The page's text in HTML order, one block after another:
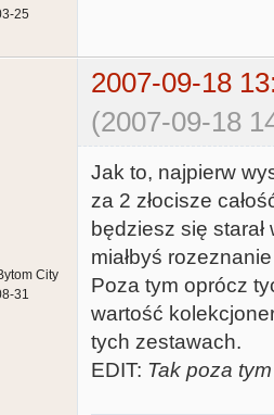
25
2007-09-18
(2007-09-18
City
31
Jak to, najpierw
za 2 złocisze
będziesz się
miałbyś
Poza tym oprócz
wartość
tych zestawach.
EDIT: Tak poza